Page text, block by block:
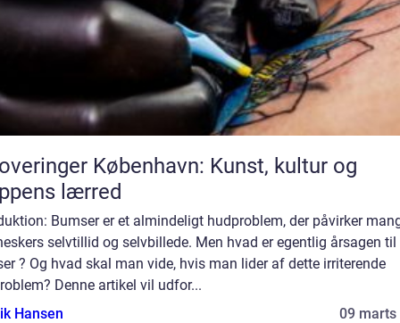
København: Kunst, kultur og
lærred
Bumser er et almindeligt hudproblem, der påvirker
selvtillid og selvbillede. Men hvad er egentlig årsagen
? Og hvad skal man vide, hvis man lider af dette irriterende
Denne artikel vil udfor...
Hansen
09 marts